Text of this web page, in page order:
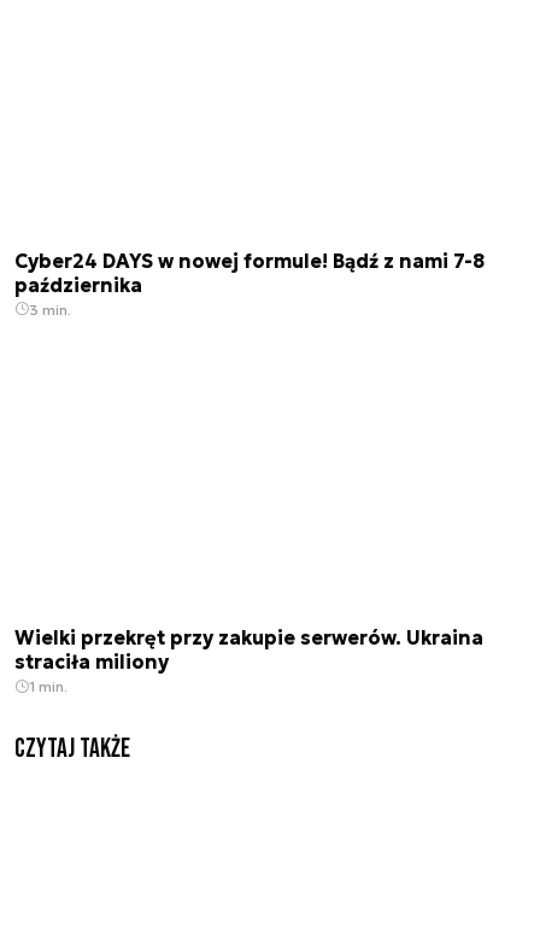
Cyber24 DAYS w nowej formule! Bądź z nami 7-8
października
3 min.
Wielki przekręt przy zakupie serwerów. Ukraina
straciła miliony
1 min.
Czytaj także